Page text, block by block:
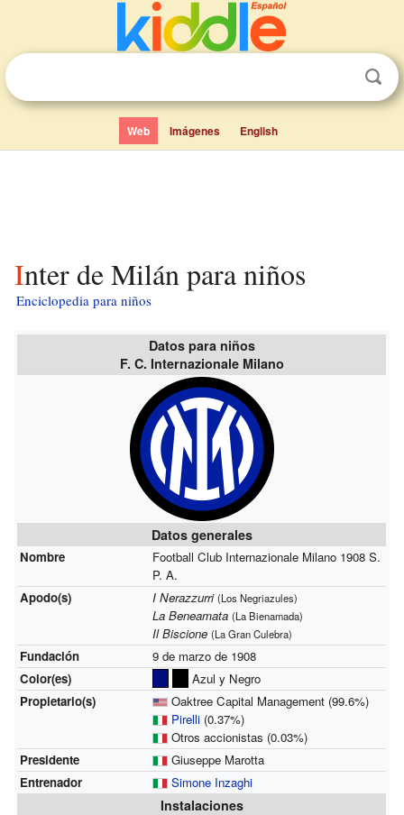
Web Imágenes English
Inter de Milán para niños
Enciclopedia para niños
Datos para niños
F. C. Internazionale Milano
Datos generales
Nombre
Football Club Internazionale Milano 1908 S.
P. A.
Apodo(s)
I Nerazzurri (Los Negriazules)
La Beneamata (La Bienamada)
Il Biscione (La Gran Culebra)
Fundación
9 de marzo de 1908
Color(es)
Azul y Negro
Propietario(s)
Oaktree Capital Management (99.6%)
Pirelli(0.37%)
Otros accionistas (0.03%)
Presidente
Giuseppe Marotta
Entrenador
Simone Inzaghi
Instalaciones